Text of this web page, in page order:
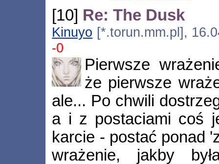
[10] Re: The Dusk
Kinuyo [*.torun.mm.pl],
-0
Pierwsze
że pierwsze
ale... Po chwili
a i z postaciami coś
karcie - postać ponad
wrażenie, jakby